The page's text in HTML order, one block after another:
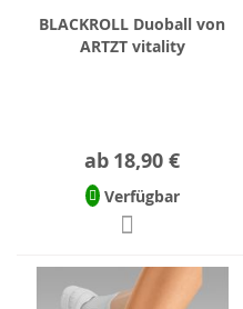
BLACKROLL Duoball von
ARTZT vitality
ab 18,90 €
Verfügbar